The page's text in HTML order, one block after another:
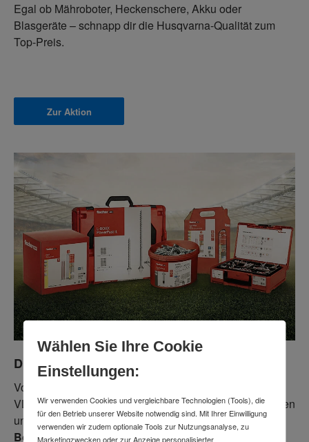
Egal ob Mähroboter, Heckenschere, Akku oder
Blasgeräte – schnapp dir die Husqvarna-Qualität zum
Top-Preis.
Zur Aktion
Die passgenauen MEGA-DEALS von fischer
Von dem Bolzenanker FAZ II Plus, Injektionsmörtel FIS
VL und FIS V Plus bis hin zu den PowerFast II Schrauben
und DuoLine Dübeln:Sichere dir die praktischen
Boxen, Systainer und Eimer zum besten Preis!
Wählen Sie Ihre Cookie
Einstellungen:
Wir verwenden Cookies und vergleichbare Technologien (Tools), die
für den Betrieb unserer Website notwendig sind. Mit Ihrer Einwilligung
verwenden wir zudem optionale Tools zur Nutzungsanalyse, zu
Marketingzwecken oder zur Anzeige personalisierter